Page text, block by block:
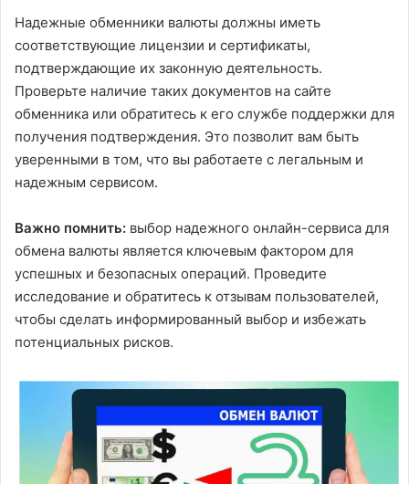
Надежные обменники валюты должны иметь
соответствующие лицензии и сертификаты,
подтверждающие их законную деятельность.
Проверьте наличие таких документов на сайте
обменника или обратитесь к его службе поддержки для
получения подтверждения. Это позволит вам быть
уверенными в том, что вы работаете с легальным и
надежным сервисом.
Важно помнить: выбор надежного онлайн-сервиса для
обмена валюты является ключевым фактором для
успешных и безопасных операций. Проведите
исследование и обратитесь к отзывам пользователей,
чтобы сделать информированный выбор и избежать
потенциальных рисков.